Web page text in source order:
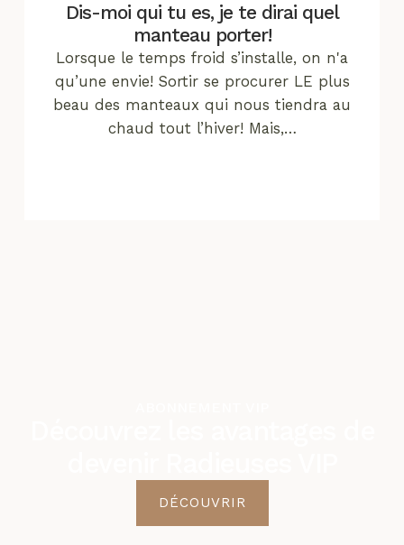
Dis-moi qui tu es, je te dirai quel
manteau porter!
Lorsque le temps froid s’installe, on n'a
qu’une envie! Sortir se procurer LE plus
beau des manteaux qui nous tiendra au
chaud tout l’hiver! Mais,…
DÉCOUVRIR